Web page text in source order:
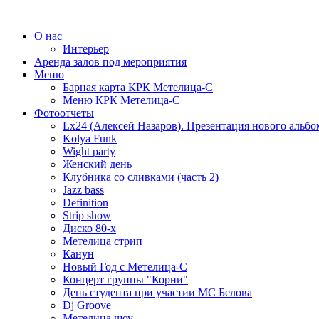
О нас
Интерьер
Аренда залов под мероприятия
Меню
Барная карта КРК Метелица-С
Меню КРК Метелица-С
Фотоотчеты
Lx24 (Алексей Назаров). Презентация нового
Kolya Funk
Wight party
Женский день
Клубника со сливками (часть 2)
Jazz bass
Definition
Strip show
Диско 80-х
Метелица стрип
Канун
Новый Год с Метелица-С
Концерт группы "Корни"
День студента при участии МС Белова
Dj Groove